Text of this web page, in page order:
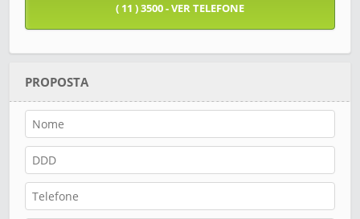
( 11 ) 3500 - VER TELEFONE
PROPOSTA